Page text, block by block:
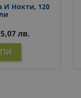
И Нокти, 120
лв.